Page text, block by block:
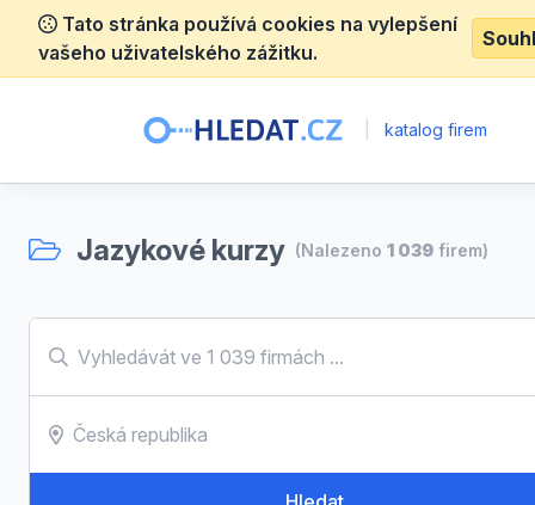
Tato stránka používá cookies na vylepšení
vašeho uživatelského zážitku.
katalog firem
Jazykové kurzy (Nalezeno 1 039 firem)